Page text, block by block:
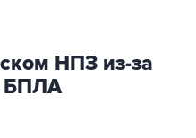
НПЗ из-за
БПЛА